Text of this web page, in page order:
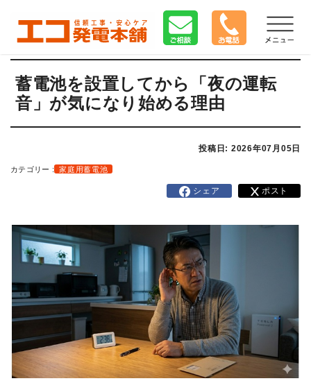
蓄電池を設置してから「夜の運転
音」が気になり始める理由
投稿日: 2026年07月05日
カテゴリー : 家庭用蓄電池
シェア ポスト